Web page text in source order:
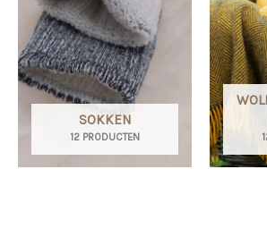
SOKKEN
12 PRODUCTEN